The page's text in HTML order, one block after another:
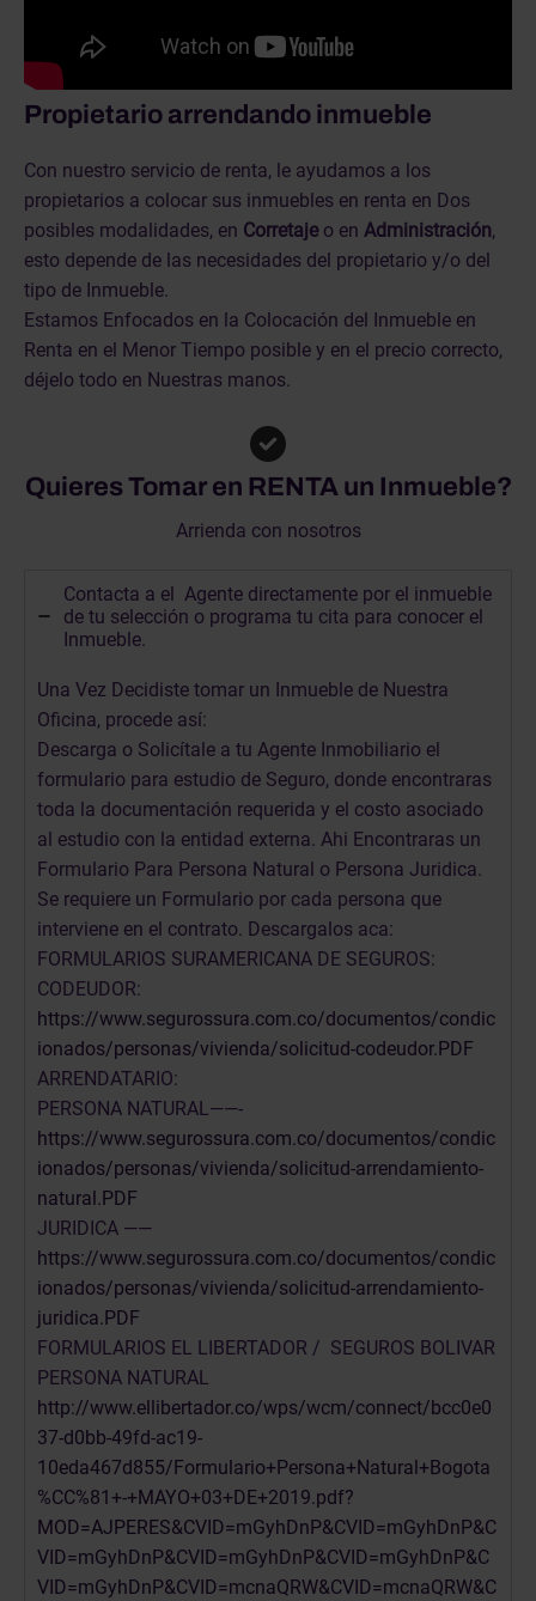
Propietario arrendando inmueble
Con nuestro servicio de renta, le ayudamos a los
propietarios a colocar sus inmuebles en renta en Dos
posibles modalidades, en Corretaje o en Administración,
esto depende de las necesidades del propietario y/o del
tipo de Inmueble.
Estamos Enfocados en la Colocación del Inmueble en
Renta en el Menor Tiempo posible y en el precio correcto,
déjelo todo en Nuestras manos.
Quieres Tomar en RENTA un Inmueble?
Arrienda con nosotros
Contacta a el Agente directamente por el inmueble
de tu selección o programa tu cita para conocer el
Inmueble.
Una Vez Decidiste tomar un Inmueble de Nuestra
Oficina, procede así:
Descarga o Solicítale a tu Agente Inmobiliario el
formulario para estudio de Seguro, donde encontraras
toda la documentación requerida y el costo asociado
al estudio con la entidad externa. Ahi Encontraras un
Formulario Para Persona Natural o Persona Juridica.
Se requiere un Formulario por cada persona que
interviene en el contrato. Descargalos aca:
FORMULARIOS SURAMERICANA DE SEGUROS:
CODEUDOR:
https://www.segurossura.com.co/documentos/condic
ionados/personas/vivienda/solicitud-codeudor.PDF
ARRENDATARIO:
PERSONA NATURAL——-
https://www.segurossura.com.co/documentos/condic
ionados/personas/vivienda/solicitud-arrendamiento-
natural.PDF
JURIDICA ——
https://www.segurossura.com.co/documentos/condic
ionados/personas/vivienda/solicitud-arrendamiento-
juridica.PDF
FORMULARIOS EL LIBERTADOR / SEGUROS BOLIVAR
PERSONA NATURAL
http://www.ellibertador.co/wps/wcm/connect/bcc0e0
37-d0bb-49fd-ac19-
10eda467d855/Formulario+Persona+Natural+Bogota
%CC%81+-+MAYO+03+DE+2019.pdf?
MOD=AJPERES&CVID=mGyhDnP&CVID=mGyhDnP&C
VID=mGyhDnP&CVID=mGyhDnP&CVID=mGyhDnP&C
VID=mGyhDnP&CVID=mcnaQRW&CVID=mcnaQRW&C